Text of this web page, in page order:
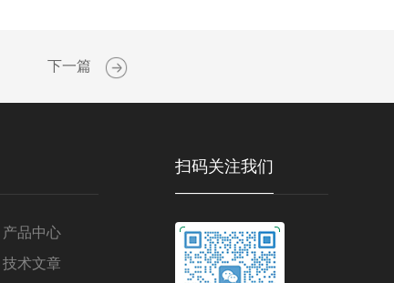
下一篇
产品中心
技术文章
扫码关注我们